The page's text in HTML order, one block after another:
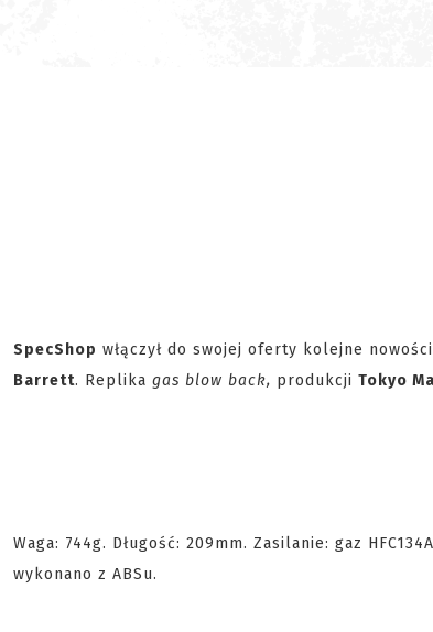
SpecShop włączył do swojej oferty kolejne
Barrett. Replika gas blow back, produkcji Tokyo
Waga: 744g. Długość: 209mm. Zasilanie: gaz
wykonano z ABSu.